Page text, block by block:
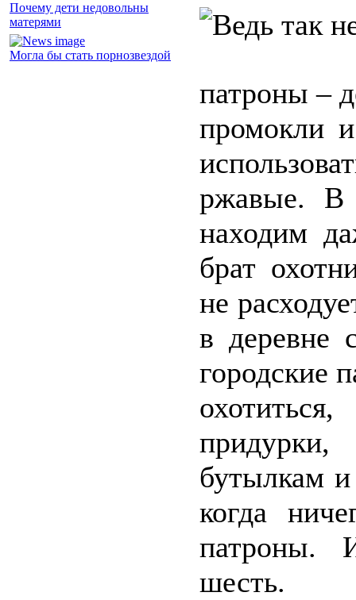
Почему дети недовольны
матерями
Могла бы стать порнозвездой
патроны –
промокли
ржавые. В
находим
брат
не
в деревне
городские
бутылкам
когда
патроны.
шесть.